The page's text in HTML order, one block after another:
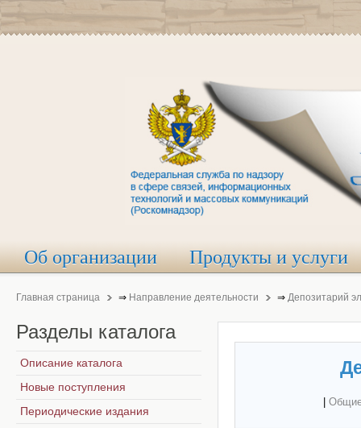
Об организации Продукты и услуги
Главная страница ⇒ Направление деятельности ⇒ Депозитарий
Разделы каталога
Описание каталога
Новые поступления
Периодические издания